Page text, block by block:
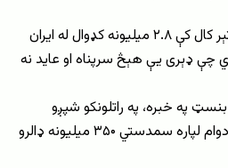
دغه پروګرام وايي، یوازې په تېر کال کې ۲.۸ میلیونه کډوال له ایران
چې ډېری یې هېڅ سرپناه او عاید نه
په خبره، په راتلونکو شپږو
میاشتو کې د خپلو مرستو د دوام لپاره سمدستي ۳۵۰ میلیونه ډالرو